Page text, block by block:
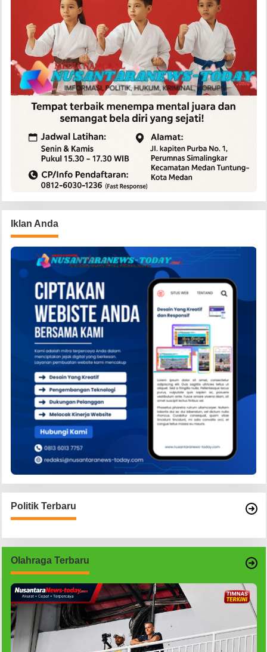
Iklan Anda
Politik Terbaru
Olahraga Terbaru